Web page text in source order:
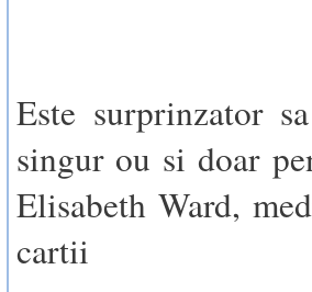
Este surprinzator
singur ou si doar
Elisabeth Ward,
cartii